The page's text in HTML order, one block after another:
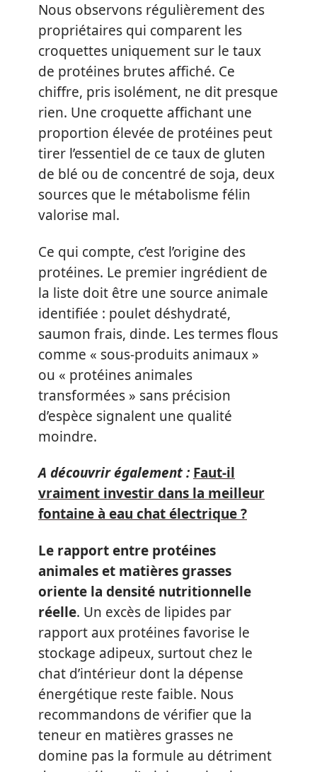
Nous observons régulièrement des
propriétaires qui comparent les
croquettes uniquement sur le taux
de protéines brutes affiché. Ce
chiffre, pris isolément, ne dit presque
rien. Une croquette affichant une
proportion élevée de protéines peut
tirer l’essentiel de ce taux de gluten
de blé ou de concentré de soja, deux
sources que le métabolisme félin
valorise mal.
Ce qui compte, c’est l’origine des
protéines. Le premier ingrédient de
la liste doit être une source animale
identifiée : poulet déshydraté,
saumon frais, dinde. Les termes flous
comme « sous-produits animaux »
ou « protéines animales
transformées » sans précision
d’espèce signalent une qualité
moindre.
A découvrir également : Faut-il
vraiment investir dans la meilleur
fontaine à eau chat électrique ?
Le rapport entre protéines
animales et matières grasses
oriente la densité nutritionnelle
réelle. Un excès de lipides par
rapport aux protéines favorise le
stockage adipeux, surtout chez le
chat d’intérieur dont la dépense
énergétique reste faible. Nous
recommandons de vérifier que la
teneur en matières grasses ne
domine pas la formule au détriment